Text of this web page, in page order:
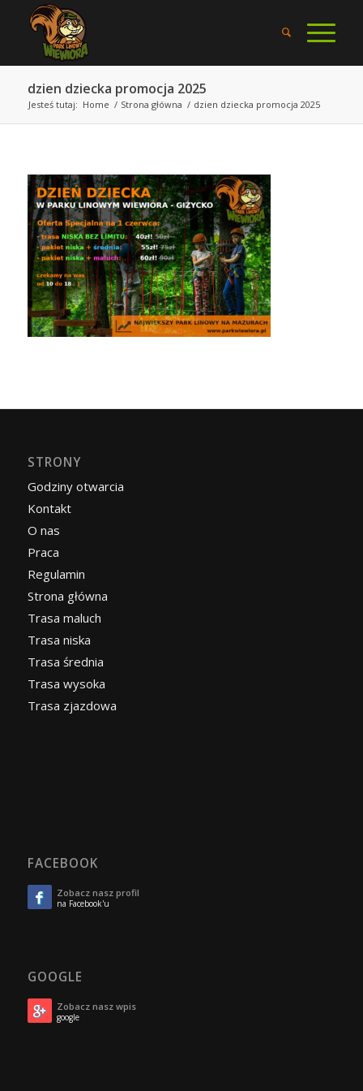
dzien dziecka promocja 2025
Jesteś tutaj: Home / Strona główna / dzien dziecka promocja 2025
STRONY
Godziny otwarcia
Kontakt
O nas
Praca
Regulamin
Strona główna
Trasa maluch
Trasa niska
Trasa średnia
Trasa wysoka
Trasa zjazdowa
FACEBOOK
Zobacz nasz profil
na Facebook'u
GOOGLE
Zobacz nasz wpis
google